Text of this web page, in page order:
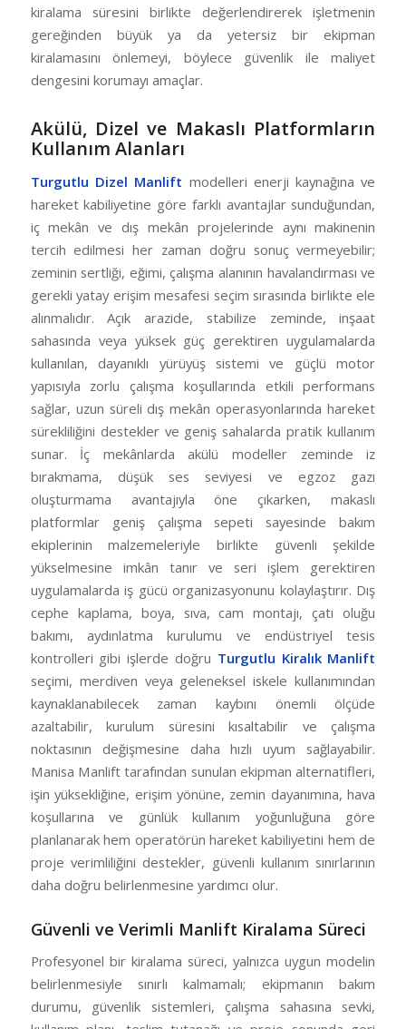
kiralama süresini birlikte değerlendirerek işletmenin
gereğinden büyük ya da yetersiz bir ekipman
kiralamasını önlemeyi, böylece güvenlik ile maliyet
dengesini korumayı amaçlar.
Akülü, Dizel ve Makaslı Platformların
Kullanım Alanları
Turgutlu Dizel Manlift modelleri enerji kaynağına ve
hareket kabiliyetine göre farklı avantajlar sunduğundan,
iç mekân ve dış mekân projelerinde aynı makinenin
tercih edilmesi her zaman doğru sonuç vermeyebilir;
zeminin sertliği, eğimi, çalışma alanının havalandırması ve
gerekli yatay erişim mesafesi seçim sırasında birlikte ele
alınmalıdır. Açık arazide, stabilize zeminde, inşaat
sahasında veya yüksek güç gerektiren uygulamalarda
kullanılan, dayanıklı yürüyüş sistemi ve güçlü motor
yapısıyla zorlu çalışma koşullarında etkili performans
sağlar, uzun süreli dış mekân operasyonlarında hareket
sürekliliğini destekler ve geniş sahalarda pratik kullanım
sunar. İç mekânlarda akülü modeller zeminde iz
bırakmama, düşük ses seviyesi ve egzoz gazı
oluşturmama avantajıyla öne çıkarken, makaslı
platformlar geniş çalışma sepeti sayesinde bakım
ekiplerinin malzemeleriyle birlikte güvenli şekilde
yükselmesine imkân tanır ve seri işlem gerektiren
uygulamalarda iş gücü organizasyonunu kolaylaştırır. Dış
cephe kaplama, boya, sıva, cam montajı, çatı oluğu
bakımı, aydınlatma kurulumu ve endüstriyel tesis
kontrolleri gibi işlerde doğru Turgutlu Kiralık Manlift
seçimi, merdiven veya geleneksel iskele kullanımından
kaynaklanabilecek zaman kaybını önemli ölçüde
azaltabilir, kurulum süresini kısaltabilir ve çalışma
noktasının değişmesine daha hızlı uyum sağlayabilir.
Manisa Manlift tarafından sunulan ekipman alternatifleri,
işin yüksekliğine, erişim yönüne, zemin dayanımına, hava
koşullarına ve günlük kullanım yoğunluğuna göre
planlanarak hem operatörün hareket kabiliyetini hem de
proje verimliliğini destekler, güvenli kullanım sınırlarının
daha doğru belirlenmesine yardımcı olur.
Güvenli ve Verimli Manlift Kiralama Süreci
Profesyonel bir kiralama süreci, yalnızca uygun modelin
belirlenmesiyle sınırlı kalmamalı; ekipmanın bakım
durumu, güvenlik sistemleri, çalışma sahasına sevki,